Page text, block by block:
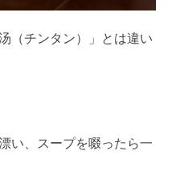
（チンタン）」とは違い
い、スープを啜ったら一